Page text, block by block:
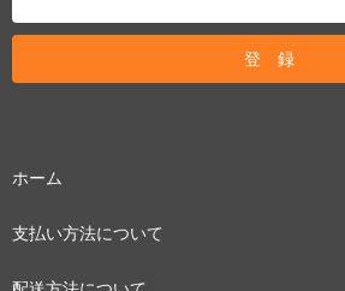
ホーム
支払い方法について